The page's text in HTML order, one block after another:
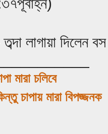
লাগায়া দিলেন
মারা চলিবে
চাপায় মারা বিপজ্জনক